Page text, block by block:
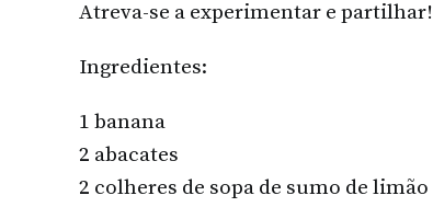
Atreva-se a experimentar e partilhar!
Ingredientes:
1 banana
2 abacates
2 colheres de sopa de sumo de limão